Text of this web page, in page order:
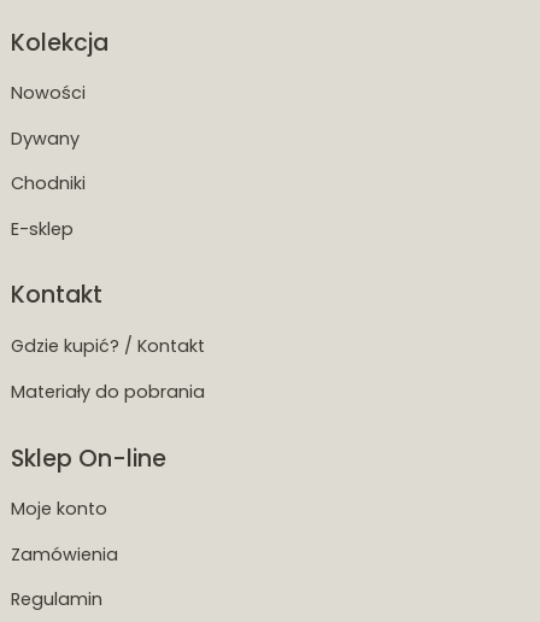
Kolekcja
Nowości
Dywany
Chodniki
E-sklep
Kontakt
Gdzie kupić? / Kontakt
Materiały do pobrania
Sklep On-line
Moje konto
Zamówienia
Regulamin